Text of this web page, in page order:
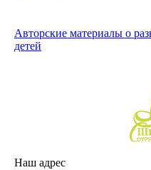
Авторские материалы о
детей
Наш адрес